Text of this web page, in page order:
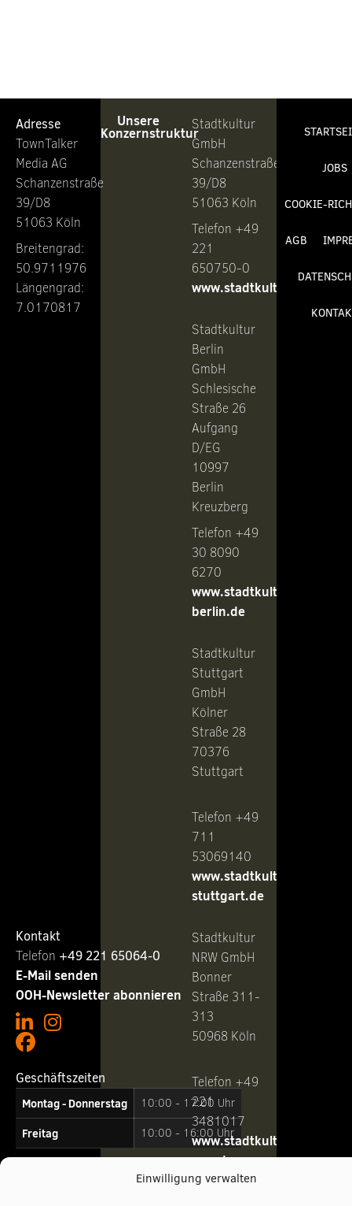
Einwilligung verwalten
Adresse
TownTalker
Media AG
Schanzenstraße
39/D8
51063 Köln
Breitengrad:
50.9711976
Längengrad:
7.0170817
Kontakt
Telefon ‭ +49 221 65064-0
E-Mail senden
OOH-Newsletter abonnieren
Geschäftszeiten
Montag - Donnerstag
10:00 - 17:00 Uhr
Freitag 10:00 - 16:00 Uhr
Unsere
Konzernstruktur
Stadtkultur
GmbH
Schanzenstraße
39/D8
51063 Köln
Telefon +49
221
650750-0
www.stadtkultur.de
Stadtkultur
Berlin
GmbH
Schlesische
Straße 26
Aufgang
D/EG
10997
Berlin
Kreuzberg
Telefon +49
30 8090
6270
www.stadtkultur-
berlin.de
Stadtkultur
Stuttgart
GmbH
Kölner
Straße 28
70376
Stuttgart
Telefon +49
711
53069140
www.stadtkultur-
stuttgart.de
Stadtkultur
NRW GmbH
Bonner
Straße 311-
313
50968 Köln
Telefon +49
221
3481017
www.stadtkultur-
nrw.de
JOBS
COOKIE-
AGB